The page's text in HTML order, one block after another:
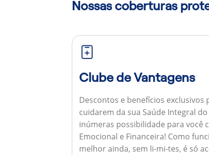
Nossas coberturas
Clube de Vantagens
Descontos e benefícios exclusivos
cuidarem da sua Saúde Integral
inúmeras possibilidade para você
Emocional e Financeira! Como
melhor ainda, sem li-mi-tes, é só